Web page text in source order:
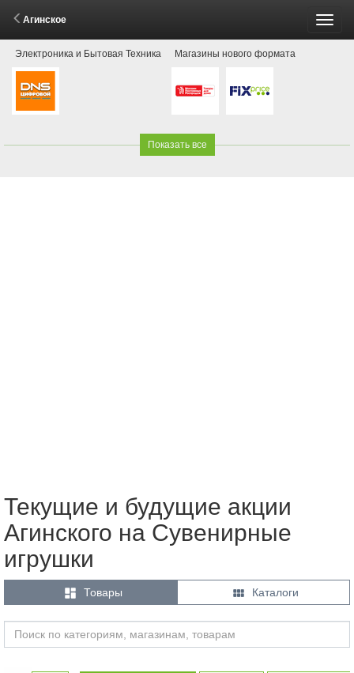
Агинское
Электроника и Бытовая Техника Магазины нового формата
Показать все
Текущие и будущие акции
Агинского на Сувенирные
игрушки
 Товары  Каталоги